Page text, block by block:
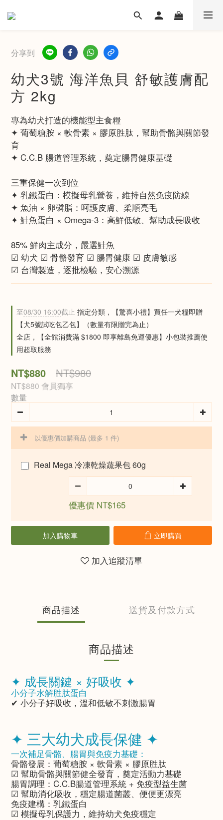
分享到
幼犬3號 海洋魚貝 舒敏護膚配
方 2kg
專為幼犬打造的機能型主食糧
✦ 葡萄糖胺 × 軟骨素 × 膠原胜肽，幫助骨骼與關節發
育
✦ C.C.B 腸道管理系統，奠定腸胃健康基礎
三重保健一次到位
✦ 乳鐵蛋白：模擬母乳營養，維持自然免疫防線
✦ 魚油 × 卵磷脂：呵護皮膚、柔順亮毛
✦ 鮭魚蛋白 × Omega-3：高鮮低敏、幫助成長吸收
85% 鮮肉主成分，嚴選鮭魚
☑ 幼犬 ☑ 骨骼發育 ☑ 腸胃健康 ☑ 皮膚敏感
☑ 台灣製造，逐批檢驗，安心溯源
至08/30 16:00截止 指定分類，【驚喜小禮】買任一犬糧即贈
【犬5號試吃包乙包】（數量有限贈完為止）
全店，【全館消費滿 $1800 即享離島免運優惠】小包裝推薦使
用超取服務
NT$880 NT$980
NT$880 會員獨享
數量
以優惠價加購商品 (最多 1 件)
Real Mega 冷凍乾燥蔬果包 60g
優惠價 NT$165
加入購物車 立即購買
加入追蹤清單
商品描述 送貨及付款方式
商品描述
✦ 成長關鍵 × 好吸收 ✦
小分子水解胜肽蛋白
✔ 小分子好吸收，溫和低敏不刺激腸胃
✦ 三大幼犬成長保健 ✦
一次補足骨骼、腸胃與免疫力基礎：
骨骼發展 ：葡萄糖胺 × 軟骨素 × 膠原胜肽
☑ 幫助骨骼與關節健全發育，奠定活動力基礎
腸胃調理 ：C.C.B腸道管理系統 + 免疫型益生菌
☑ 幫助消化吸收，穩定腸道菌叢、便便更漂亮
免疫建構 ：乳鐵蛋白
☑ 模擬母乳保護力，維持幼犬免疫穩定